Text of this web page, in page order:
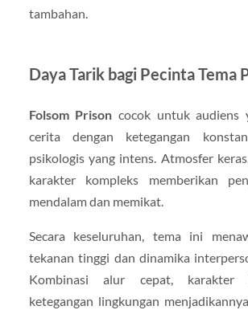
tambahan.
Daya Tarik bagi Pecinta Tema
Folsom Prison cocok untuk audiens
cerita dengan ketegangan
psikologis yang intens. Atmosfer
karakter kompleks memberikan
mendalam dan memikat.
Secara keseluruhan, tema ini
tekanan tinggi dan dinamika
Kombinasi alur cepat, karakter
ketegangan lingkungan